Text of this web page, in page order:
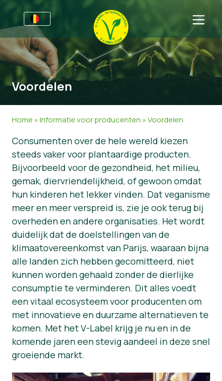
Voor bedrijven
Informatie voor producenten
V-Label Style Guide
Voordelen
Criteria van het V-Label
Resources
Vraag het V-Label aan
Sectoren
Algemene Informatie
Gastronomie
FAQ
Gecertificeerde Producten
Neem contact op.
Vraag het V-Label aan
Onterecht gebruik melden
Klantomgeving
Nieuws
Persmateriaal
Voordelen
Home »Informatie voor producenten »Voordelen
Consumenten over de hele wereld kiezen
steeds vaker voor plantaardige producten.
Bijvoorbeeld voor de gezondheid, het milieu,
gemak, diervriendelijkheid, of gewoon omdat
hun kinderen het lekker vinden. Dat veganisme
meer en meer verspreid is, zie je ook terug bij
overheden en andere organisaties. Het wordt
duidelijk dat de doelstellingen van de
klimaatovereenkomst van Parijs, waaraan bijna
alle landen zich hebben gecomitteerd, niet
kunnen worden gehaald zonder de dierlijke
consumptie te verminderen. Dit alles voedt
een vitaal ecosysteem voor producenten om
met innovatieve en duurzame alternatieven te
komen. Met het V-Label krijg je nu en in de
komende jaren een stevig aandeel in deze snel
groeiende markt.